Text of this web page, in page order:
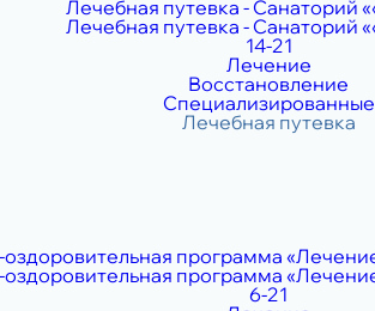
14-21
Лечение
Восстановление
Специализированные
6-21